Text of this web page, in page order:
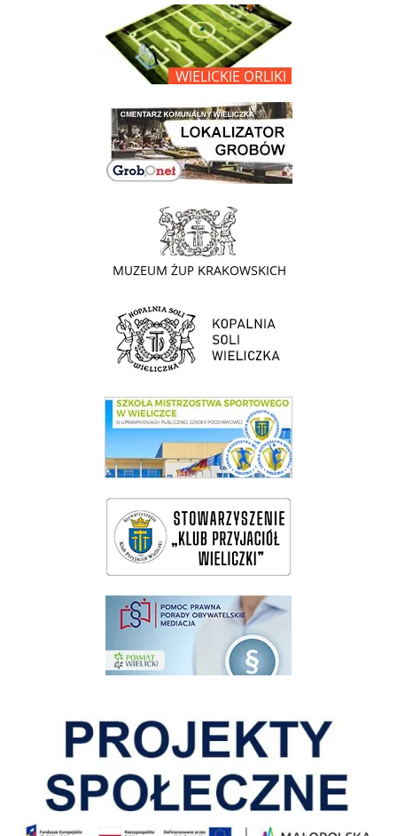
link do opisu projektu Wielickie Orliki
link do lokalizatora grobów na wielickim cmentarzu - grobnet
link do strony - Muzeum Żup Krakowskich Wieliczka
link do strony Kopalni Soli Wieliczka
link do SMS Wieliczka
wieliczka-wieliczanie na bis
pomoc prawna wieliczka